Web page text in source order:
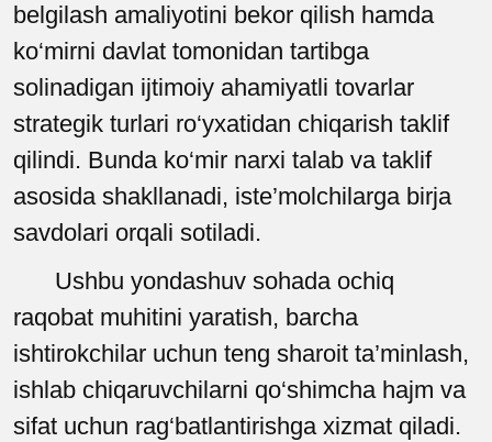
belgilash amaliyotini bekor qilish hamda
ko‘mirni davlat tomonidan tartibga
solinadigan ijtimoiy ahamiyatli tovarlar
strategik turlari ro‘yxatidan chiqarish taklif
qilindi. Bunda ko‘mir narxi talab va taklif
asosida shakllanadi, iste’molchilarga birja
savdolari orqali sotiladi.
Ushbu yondashuv sohada ochiq
raqobat muhitini yaratish, barcha
ishtirokchilar uchun teng sharoit ta’minlash,
ishlab chiqaruvchilarni qo‘shimcha hajm va
sifat uchun rag‘batlantirishga xizmat qiladi.